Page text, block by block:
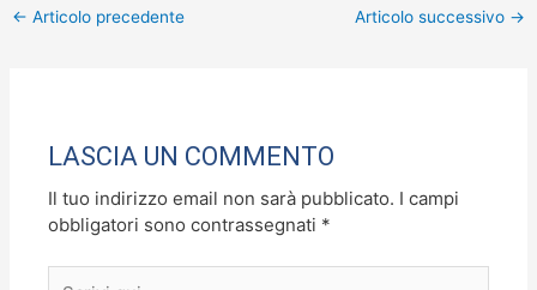
e
o
k
o
n
l
← Articolo precedente Articolo successivo →
LASCIA UN COMMENTO
Il tuo indirizzo email non sarà pubblicato. I campi
obbligatori sono contrassegnati *